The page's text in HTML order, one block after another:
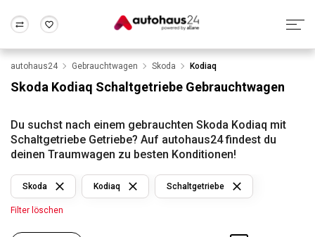
Wir bewerten dein Auto
Alle Fragen & Antworten
Rund um die Inzahlungnahme
Frankfurt Wuppertal
autohaus24 Gebrauchtwagen Skoda Kodiaq
Skoda Kodiaq Schaltgetriebe Gebrauchtwagen
Du suchst nach einem gebrauchten Skoda Kodiaq mit
Schaltgetriebe Getriebe? Auf autohaus24 findest du
deinen Traumwagen zu besten Konditionen!
Skoda Kodiaq Schaltgetriebe
Filter löschen